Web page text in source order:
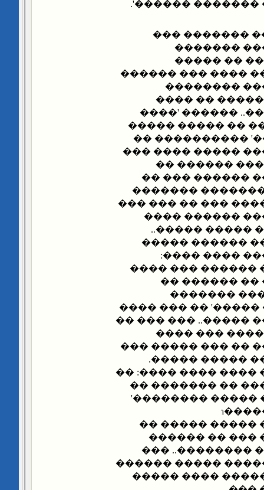
������� ��� ���
���� �����
�������
���������
����������.. ����
����� ��
���������
��������
�����' ��� ���
'���������
��� ������
���� ����
����� �����
��� �����: ����
����� �� ���
�� ������
������
���� ���� ��
�����
����: ��
���� ����
�������
�������� '�����
��� ���� �������
�� ��� �� ���
������ ��� �����
������ �� ���
�����: ���� ����
���� ��� ���
����� ����
���
�����: ����
�����������..
������
���� ������
�� ������ ����